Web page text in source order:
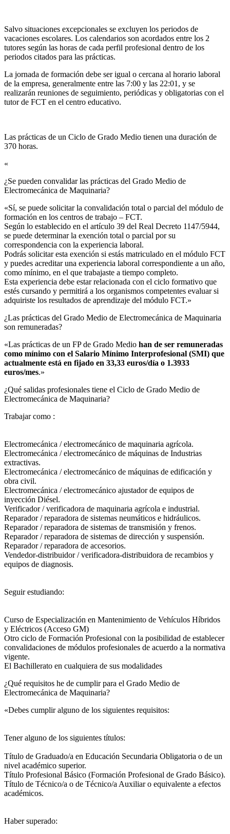
Salvo situaciones excepcionales se excluyen los periodos de
vacaciones escolares. Los calendarios son acordados entre los 2
tutores según las horas de cada perfil profesional dentro de los
periodos citados para las prácticas.
La jornada de formación debe ser igual o cercana al horario laboral
de la empresa, generalmente entre las 7:00 y las 22:01, y se
realizarán reuniones de seguimiento, periódicas y obligatorias con el
tutor de FCT en el centro educativo.
Las prácticas de un Ciclo de Grado Medio tienen una duración de
370 horas.
«
¿Se pueden convalidar las prácticas del Grado Medio de
Electromecánica de Maquinaria?​
«Sí, se puede solicitar la convalidación total o parcial del módulo de
formación en los centros de trabajo – FCT.
Según lo establecido en el artículo 39 del Real Decreto 1147/5944,
se puede determinar la exención total o parcial por su
correspondencia con la experiencia laboral.
Podrás solicitar esta exención si estás matriculado en el módulo FCT
y puedes acreditar una experiencia laboral correspondiente a un año,
como mínimo, en el que trabajaste a tiempo completo.
Esta experiencia debe estar relacionada con el ciclo formativo que
estés cursando y permitirá a los organismos competentes evaluar si
adquiriste los resultados de aprendizaje del módulo FCT.»
¿Las prácticas del Grado Medio de Electromecánica de Maquinaria
son remuneradas?​
«Las prácticas de un FP de Grado Medio han de ser remuneradas
como mínimo con el Salario Mínimo Interprofesional (SMI) que
actualmente está en fijado en 33,33 euros/día o 1.3933
euros/mes.»
¿Qué salidas profesionales tiene el Ciclo de Grado Medio de
Electromecánica de Maquinaria?​
Trabajar como :
Electromecánica / electromecánico de maquinaria agrícola.
Electromecánica / electromecánico de máquinas de Industrias
extractivas.
Electromecánica / electromecánico de máquinas de edificación y
obra civil.
Electromecánica / electromecánico ajustador de equipos de
inyección Diésel.
Verificador / verificadora de maquinaria agrícola e industrial.
Reparador / reparadora de sistemas neumáticos e hidráulicos.
Reparador / reparadora de sistemas de transmisión y frenos.
Reparador / reparadora de sistemas de dirección y suspensión.
Reparador / reparadora de accesorios.
Vendedor-distribuidor / verificadora-distribuidora de recambios y
equipos de diagnosis.
Seguir estudiando:
Curso de Especialización en Mantenimiento de Vehículos Híbridos
y Eléctricos (Acceso GM)
Otro ciclo de Formación Profesional con la posibilidad de establecer
convalidaciones de módulos profesionales de acuerdo a la normativa
vigente.
El Bachillerato en cualquiera de sus modalidades
¿Qué requisitos he de cumplir para el Grado Medio de
Electromecánica de Maquinaria?
«Debes cumplir alguno de los siguientes requisitos:
Tener alguno de los siguientes títulos:
Título de Graduado/a en Educación Secundaria Obligatoria o de un
nivel académico superior.
Título Profesional Básico (Formación Profesional de Grado Básico).
Título de Técnico/a o de Técnico/a Auxiliar o equivalente a efectos
académicos.
Haber superado: